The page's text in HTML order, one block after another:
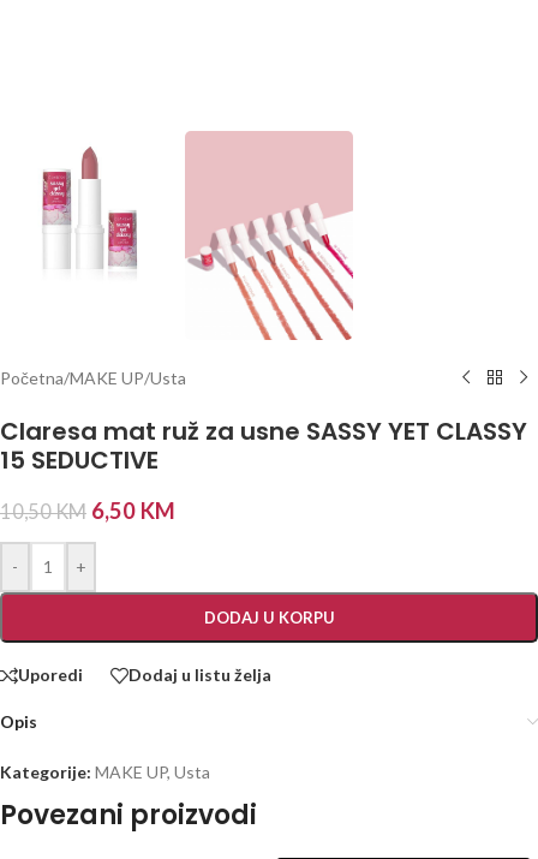
Početna/MAKE UP/Usta
Claresa mat ruž za usne SASSY YET CLASSY
15 SEDUCTIVE
10,50KM 6,50 KM
- +
DODAJ U KORPU
Uporedi Dodaj u listu želja
Opis
Kategorije: MAKE UP, Usta
Povezani proizvodi